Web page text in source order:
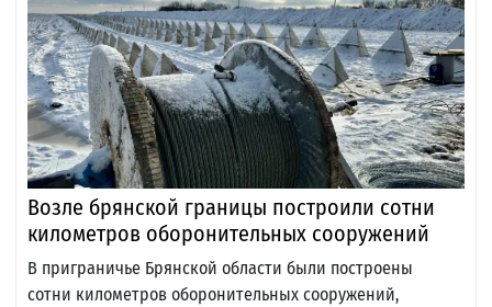
Возле брянской границы построили сотни
километров оборонительных сооружений
В приграничье Брянской области были построены
сотни километров оборонительных сооружений,